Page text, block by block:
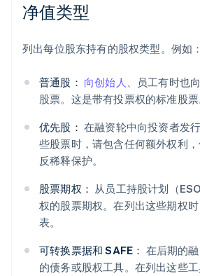
净值类型
列出每位股东持有的股权类型。例如：
普通股： 向创始人 、员工有时也
股票。这是带有投票权的标准股票
优先股： 在融资轮中向投资者发
些股票时，请包含任何额外权利
反稀释保护。
股票期权： 从员工持股计划（
权的股票期权。在列出这些期权
表。
可转换票据和 SAFE： 在后期的
的债务或股权工具。在列出这些